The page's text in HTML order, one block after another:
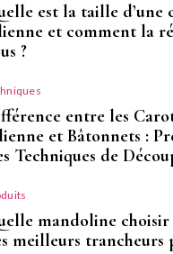
est la taille d’une
et comment la
?
entre les
et Bâtonnets :
Techniques de
mandoline choisir
meilleurs trancheurs